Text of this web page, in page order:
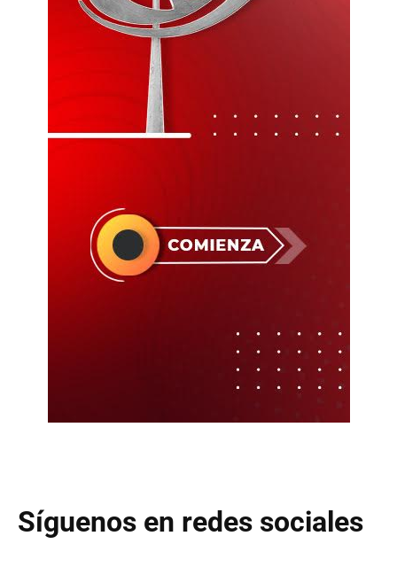
Síguenos en redes sociales